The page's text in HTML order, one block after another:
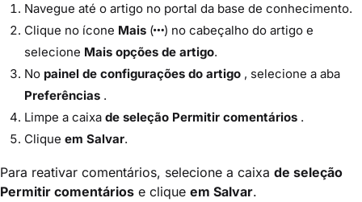
Navegue até o artigo no portal da base de conhecimento.
Clique no ícone Mais (
) no cabeçalho do artigo e
selecione Mais opções de artigo.
No painel de configurações do artigo , selecione a aba
Preferências .
Limpe a caixa de seleção Permitir comentários .
Clique em Salvar.
Para reativar comentários, selecione a caixa de seleção
Permitir comentários e clique em Salvar.